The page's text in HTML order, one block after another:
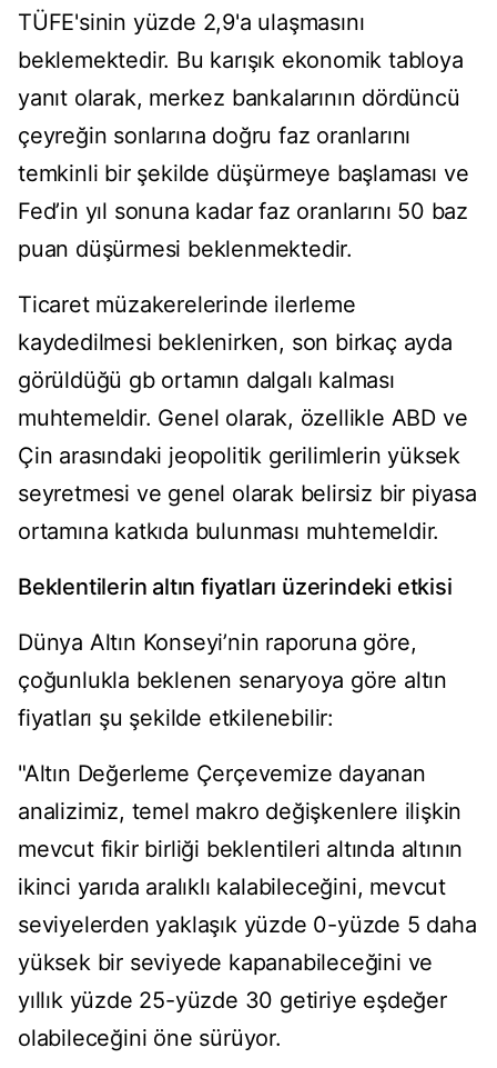
TÜFE'sinin yüzde 2,9'a ulaşmasını
beklemektedir. Bu karışık ekonomik tabloya
yanıt olarak, merkez bankalarının dördüncü
çeyreğin sonlarına doğru faz oranlarını
temkinli bir şekilde düşürmeye başlaması ve
Fed’in yıl sonuna kadar faz oranlarını 50 baz
puan düşürmesi beklenmektedir.
Ticaret müzakerelerinde ilerleme
kaydedilmesi beklenirken, son birkaç ayda
görüldüğü gb ortamın dalgalı kalması
muhtemeldir. Genel olarak, özellikle ABD ve
Çin arasındaki jeopolitik gerilimlerin yüksek
seyretmesi ve genel olarak belirsiz bir piyasa
ortamına katkıda bulunması muhtemeldir.
Beklentilerin altın fiyatları üzerindeki etkisi
Dünya Altın Konseyi’nin raporuna göre,
çoğunlukla beklenen senaryoya göre altın
fiyatları şu şekilde etkilenebilir:
"Altın Değerleme Çerçevemize dayanan
analizimiz, temel makro değişkenlere ilişkin
mevcut fikir birliği beklentileri altında altının
ikinci yarıda aralıklı kalabileceğini, mevcut
seviyelerden yaklaşık yüzde 0-yüzde 5 daha
yüksek bir seviyede kapanabileceğini ve
yıllık yüzde 25-yüzde 30 getiriye eşdeğer
olabileceğini öne sürüyor.